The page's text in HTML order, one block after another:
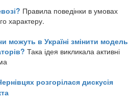
Правила поведінки в умовах
характеру.
можуть в Україні змінити модель
Така ідея викликала активні
розгорілася дискусія